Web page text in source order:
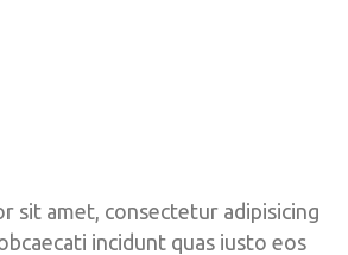
sit amet, consectetur adipisicing
incidunt quas iusto eos